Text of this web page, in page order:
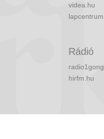
videa.hu
Rádió
hirfm.hu